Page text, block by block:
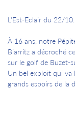
L'Est-Eclair du 22/10.
À 16 ans, notre
Biarritz a décroché
sur le golf de Buzet-
Un bel exploit qui va
grands espoirs de la